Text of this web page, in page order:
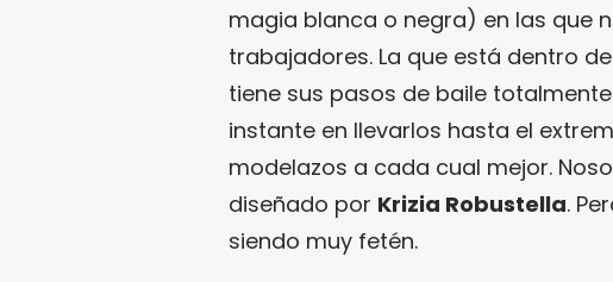
magia blanca o negra) en las que
trabajadores. La que está dentro
tiene sus pasos de baile
instante en llevarlos hasta el
modelazos a cada cual mejor.
diseñado por Krizia Robustella.
siendo muy fetén.